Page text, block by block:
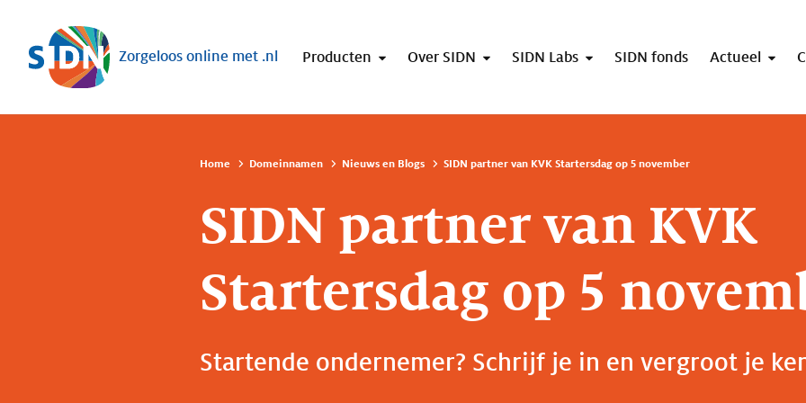
Sla navigatie over
Zorgeloos online met .nl Producten Over SIDN SIDN Labs SIDN fonds Actueel
Home Domeinnamen Nieuws en Blogs SIDN partner van KVK Startersdag op 5 november
SIDN partner van KVK
Startersdag op 5
Startende ondernemer? Schrijf je in en vergroot je